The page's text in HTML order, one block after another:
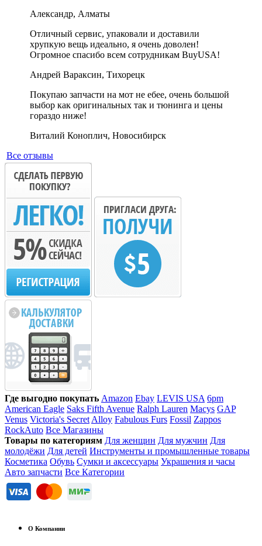
Александр, Алматы
Отличный сервис, упаковали и доставили
хрупкую вещь идеально, я очень доволен!
Огромное спасибо всем сотрудникам BuyUSA!
Андрей Вараксин, Тихорецк
Покупаю запчасти на мот не ебее, очень большой
выбор как оригинальных так и тюнинга и цены
гораздо ниже!
Виталий Коноплич, Новосибирск
Все отзывы
Где выгодно покупать Amazon Ebay LEVIS USA 6pm
American Eagle Saks Fifth Avenue Ralph Lauren Macys GAP
Venus Victoria's Secret Alloy Fabulous Furs Fossil Zappos
RockAuto Все Магазины
Товары по категориям Для женщин Для мужчин Для
молодёжи Для детей Инструменты и промышленные товары
Косметика Обувь Сумки и аксессуары Украшения и часы
Авто запчасти Все Категории
О Компании